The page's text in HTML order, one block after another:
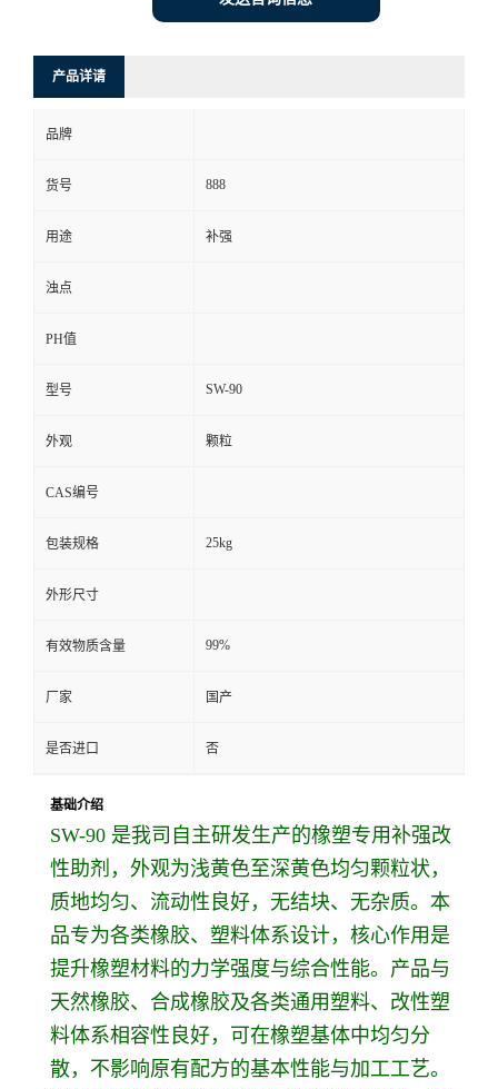
产品详请
品牌
货号 888
用途 补强
浊点
PH值
型号 SW-90
外观 颗粒
CAS编号
包装规格 25kg
外形尺寸
有效物质含量 99%
厂家 国产
是否进口 否
基础介绍
SW-90 是我司自主研发生产的橡塑专用补强改
性助剂，外观为浅黄色至深黄色均匀颗粒状，
质地均匀、流动性良好，无结块、无杂质。本
品专为各类橡胶、塑料体系设计，核心作用是
提升橡塑材料的力学强度与综合性能。产品与
天然橡胶、合成橡胶及各类通用塑料、改性塑
料体系相容性良好，可在橡塑基体中均匀分
散，不影响原有配方的基本性能与加工工艺。